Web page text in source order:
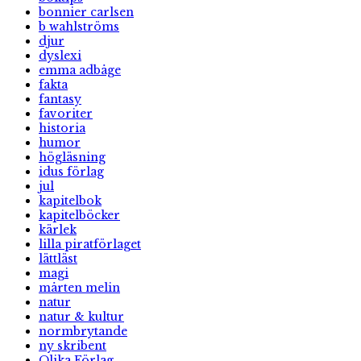
bonnier carlsen
b wahlströms
djur
dyslexi
emma adbåge
fakta
fantasy
favoriter
historia
humor
högläsning
idus förlag
jul
kapitelbok
kapitelböcker
kärlek
lilla piratförlaget
lättläst
magi
mårten melin
natur
natur & kultur
normbrytande
ny skribent